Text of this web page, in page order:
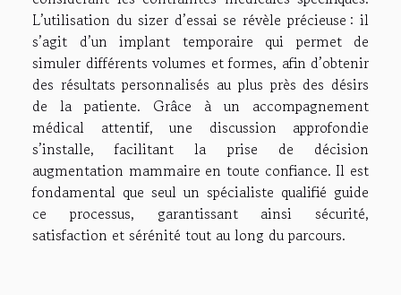
L’utilisation du sizer d’essai se révèle précieuse : il
s’agit d’un implant temporaire qui permet de
simuler différents volumes et formes, afin d’obtenir
des résultats personnalisés au plus près des désirs
de la patiente. Grâce à un accompagnement
médical attentif, une discussion approfondie
s’installe, facilitant la prise de décision
augmentation mammaire en toute confiance. Il est
fondamental que seul un spécialiste qualifié guide
ce processus, garantissant ainsi sécurité,
satisfaction et sérénité tout au long du parcours.